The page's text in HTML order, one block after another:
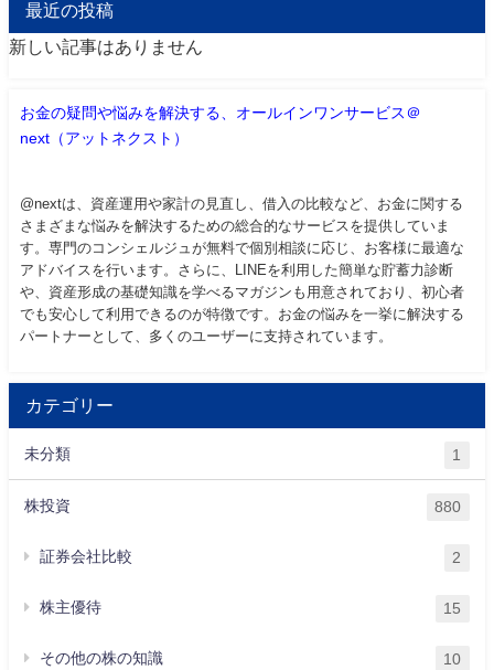
最近の投稿
新しい記事はありません
お金の疑問や悩みを解決する、オールインワンサービス＠
next（アットネクスト）
@nextは、資産運用や家計の見直し、借入の比較など、お金に関する
さまざまな悩みを解決するための総合的なサービスを提供していま
す。専門のコンシェルジュが無料で個別相談に応じ、お客様に最適な
アドバイスを行います。さらに、LINEを利用した簡単な貯蓄力診断
や、資産形成の基礎知識を学べるマガジンも用意されており、初心者
でも安心して利用できるのが特徴です。お金の悩みを一挙に解決する
パートナーとして、多くのユーザーに支持されています。
カテゴリー
未分類 1
株投資 880
証券会社比較 2
株主優待 15
その他の株の知識 10